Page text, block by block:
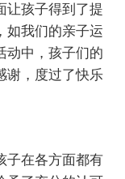
让孩子得到了提
如我们的亲子运
动中，孩子们的
谢，度过了快乐
子在各方面都有